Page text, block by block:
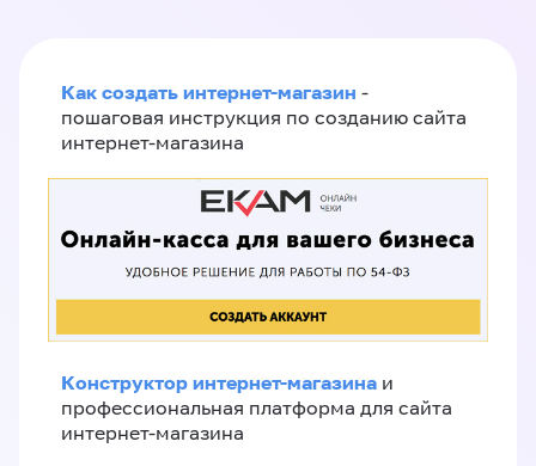
Как создать интернет-магазин -
пошаговая инструкция по созданию сайта
интернет-магазина
Конструктор интернет-магазина и
профессиональная платформа для сайта
интернет-магазина